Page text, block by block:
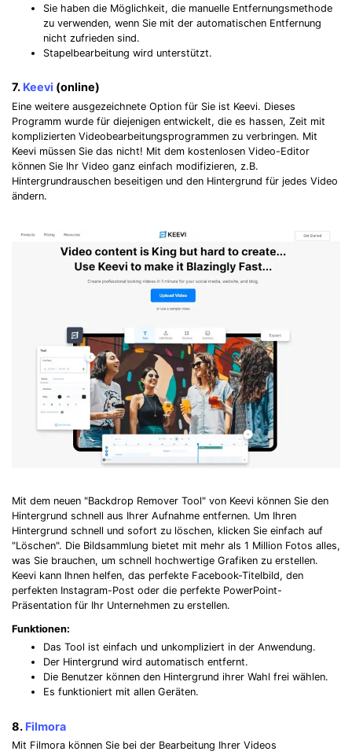
Sie haben die Möglichkeit, die manuelle Entfernungsmethode
zu verwenden, wenn Sie mit der automatischen Entfernung
nicht zufrieden sind.
Stapelbearbeitung wird unterstützt.
7. Keevi (online)
Eine weitere ausgezeichnete Option für Sie ist Keevi. Dieses
Programm wurde für diejenigen entwickelt, die es hassen, Zeit mit
komplizierten Videobearbeitungsprogrammen zu verbringen. Mit
Keevi müssen Sie das nicht! Mit dem kostenlosen Video-Editor
können Sie Ihr Video ganz einfach modifizieren, z.B.
Hintergrundrauschen beseitigen und den Hintergrund für jedes Video
ändern.
Mit dem neuen "Backdrop Remover Tool" von Keevi können Sie den
Hintergrund schnell aus Ihrer Aufnahme entfernen. Um Ihren
Hintergrund schnell und sofort zu löschen, klicken Sie einfach auf
"Löschen". Die Bildsammlung bietet mit mehr als 1 Million Fotos alles,
was Sie brauchen, um schnell hochwertige Grafiken zu erstellen.
Keevi kann Ihnen helfen, das perfekte Facebook-Titelbild, den
perfekten Instagram-Post oder die perfekte PowerPoint-
Präsentation für Ihr Unternehmen zu erstellen.
Funktionen:
Das Tool ist einfach und unkompliziert in der Anwendung.
Der Hintergrund wird automatisch entfernt.
Die Benutzer können den Hintergrund ihrer Wahl frei wählen.
Es funktioniert mit allen Geräten.
8. Filmora
Mit Filmora können Sie bei der Bearbeitung Ihrer Videos